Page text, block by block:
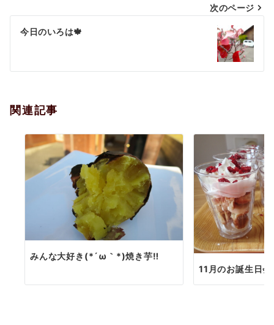
ビ
ゲ
シ
ン
次のページ
今日のいろは🍁
関連記事
みんな大好き(*´ω｀*)焼き芋‼
11月のお誕生日